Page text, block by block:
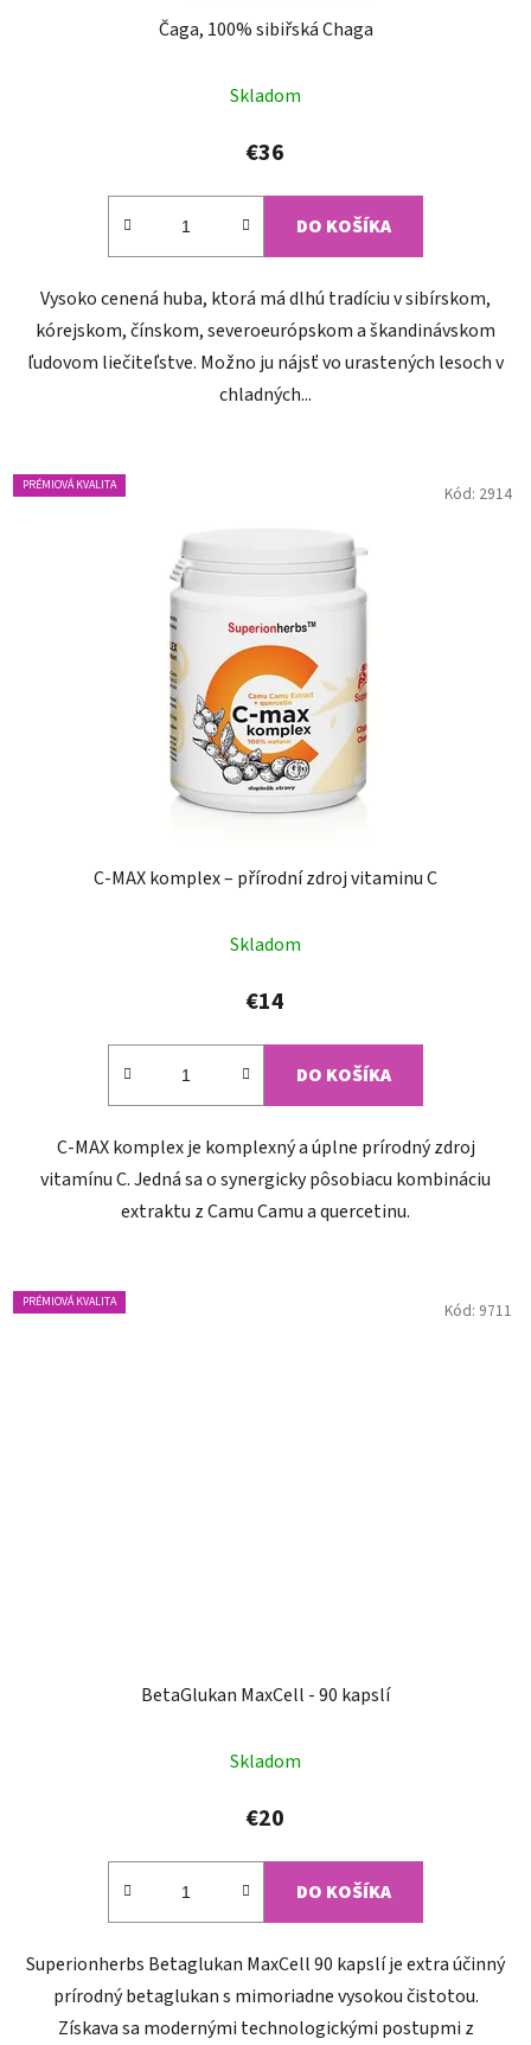
Čaga, 100% sibiřská Chaga
hodnotenie
produktu
4,7
hviezdičiek.
Skladom
€36
DO KOŠÍKA
Vysoko cenená huba, ktorá má dlhú tradíciu v sibírskom,
kórejskom, čínskom, severoeurópskom a škandinávskom
ľudovom liečiteľstve. Možno ju nájsť vo urastených lesoch v
chladných...
PRÉMIOVÁ KVALITA
C-MAX komplex – přírodní zdroj vitaminu C
Skladom
€14
DO KOŠÍKA
C-MAX komplex je komplexný a úplne prírodný zdroj
vitamínu C. Jedná sa o synergicky pôsobiacu kombináciu
extraktu z Camu Camu a quercetinu.
Kód: 2914
PRÉMIOVÁ KVALITA
BetaGlukan MaxCell - 90 kapslí
hodnotenie
produktu
4,5
hviezdičiek.
Skladom
€20
DO KOŠÍKA
Superionherbs Betaglukan MaxCell 90 kapslí je extra účinný
prírodný betaglukan s mimoriadne vysokou čistotou.
Získava sa modernými technologickými postupmi z
Kód: 9711